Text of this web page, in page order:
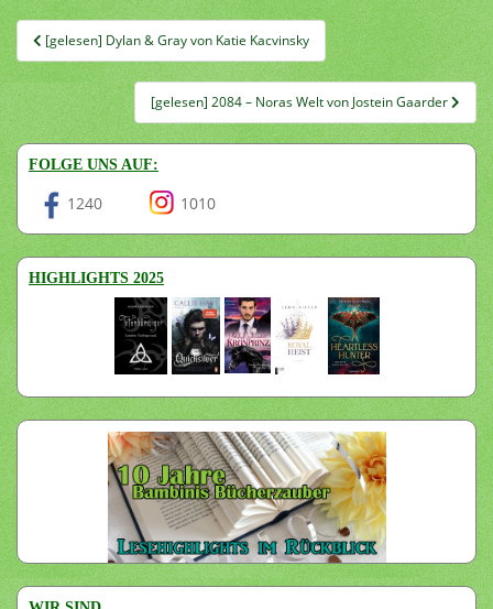
Beitragsnavigation
[gelesen] Dylan & Gray von Katie Kacvinsky
[gelesen] 2084 – Noras Welt von Jostein Gaarder
FOLGE UNS AUF:
1240 1010
HIGHLIGHTS 2025